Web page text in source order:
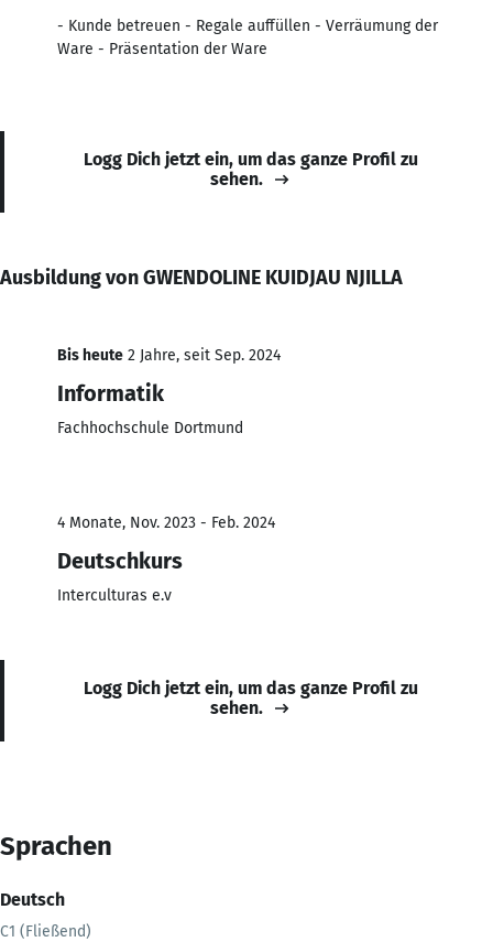
- Kunde betreuen - Regale auffüllen - Verräumung der
Ware - Präsentation der Ware
Logg Dich jetzt ein, um das ganze Profil zu
sehen.
Ausbildung von GWENDOLINE KUIDJAU NJILLA
Bis heute 2 Jahre, seit Sep. 2024
Informatik
Fachhochschule Dortmund
4 Monate, Nov. 2023 - Feb. 2024
Deutschkurs
Interculturas e.v
Logg Dich jetzt ein, um das ganze Profil zu
sehen.
Sprachen
Deutsch
C1 (Fließend)